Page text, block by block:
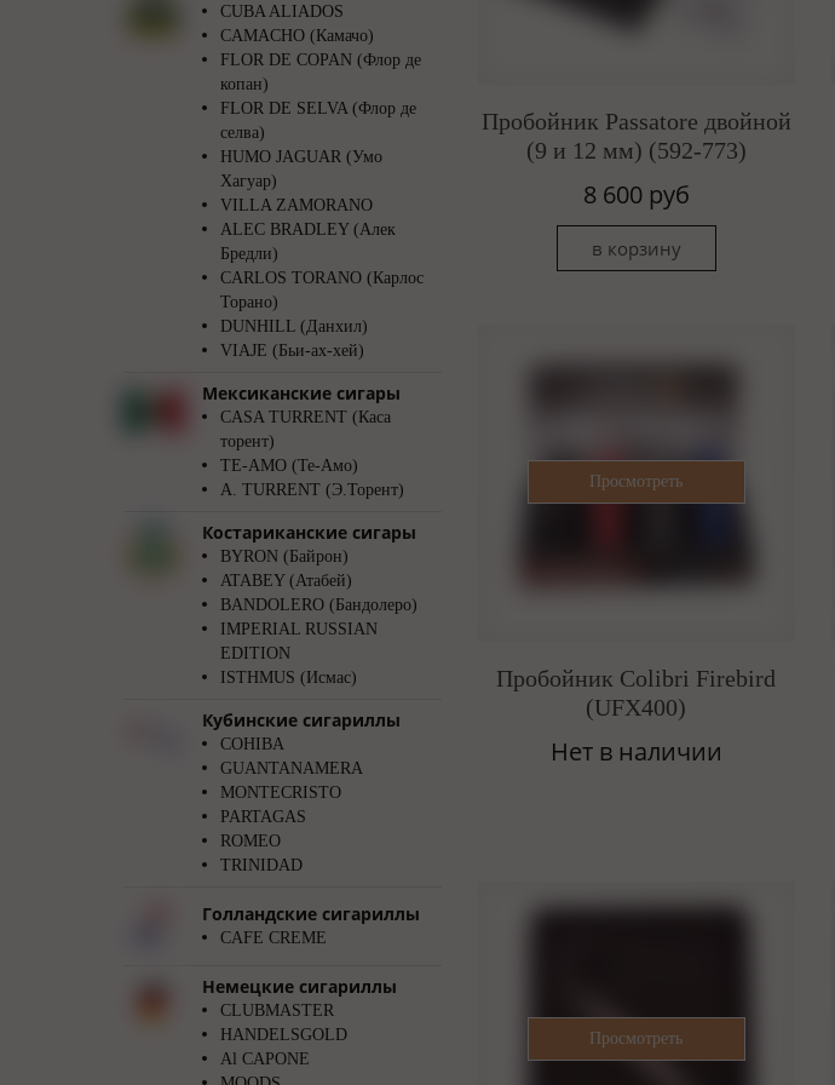
CUBA ALIADOS
CAMACHO (Камачо)
FLOR DE COPAN (Флор де
копан)
FLOR DE SELVA (Флор де
селва)
HUMO JAGUAR (Умо
Хагуар)
VILLA ZAMORANO
ALEC BRADLEY (Алек
Бредли)
CARLOS TORANO (Карлос
Торано)
DUNHILL (Данхил)
VIAJE (Бьи-ах-хей)
Мексиканские сигары
CASA TURRENT (Каса
торент)
TE-AMO (Те-Амо)
A. TURRENT (Э.Торент)
Костариканские сигары
BYRON (Байрон)
ATABEY (Атабей)
BANDOLERO (Бандолеро)
IMPERIAL RUSSIAN
EDITION
ISTHMUS (Исмас)
Кубинские сигариллы
COHIBA
GUANTANAMERA
MONTECRISTO
PARTAGAS
ROMEO
TRINIDAD
Голландские сигариллы
CAFE CREME
Немецкие сигариллы
CLUBMASTER
HANDELSGOLD
Al CAPONE
Пробойник Passatore двойной
(9 и 12 мм) (592-773)
8 600 руб
Пробойник Colibri Firebird
(UFX400)
Нет в наличии